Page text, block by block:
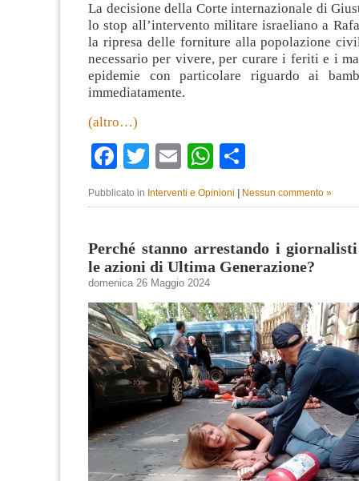
La decisione della Corte internazionale di
lo stop all’intervento militare israeliano a
la ripresa delle forniture alla popolazione
necessario per vivere, per curare i feriti e i
epidemie con particolare riguardo ai
immediatamente.
(altro…)
Facebook
TwitterEmailWhatsApp
Pubblicato in Interventi e Opinioni | Nessun commento »
Perché stanno arrestando i giornalisti
le azioni di Ultima Generazione?
domenica 26 Maggio 2024